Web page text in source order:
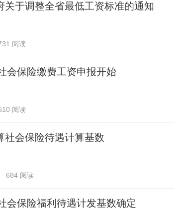
关于调整全省最低工资标准的通知
阅读
会保险缴费工资申报开始
阅读
社会保险待遇计算基数
684 阅读
会保险福利待遇计发基数确定